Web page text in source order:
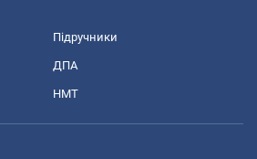
Підручники
ДПА
НМТ